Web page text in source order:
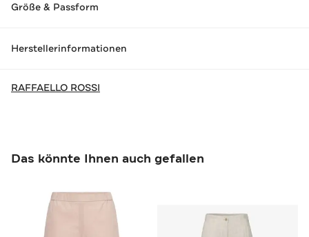
Größe & Passform
Herstellerinformationen
RAFFAELLO ROSSI
Das könnte Ihnen auch gefallen